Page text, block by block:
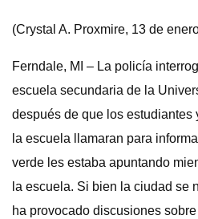
(Crystal A. Proxmire, 13 de
Ferndale, MI – La policía
escuela secundaria de la
después de que los estudiantes
la escuela llamaran para
verde les estaba apuntando
la escuela. Si bien la ciudad se
ha provocado discusiones